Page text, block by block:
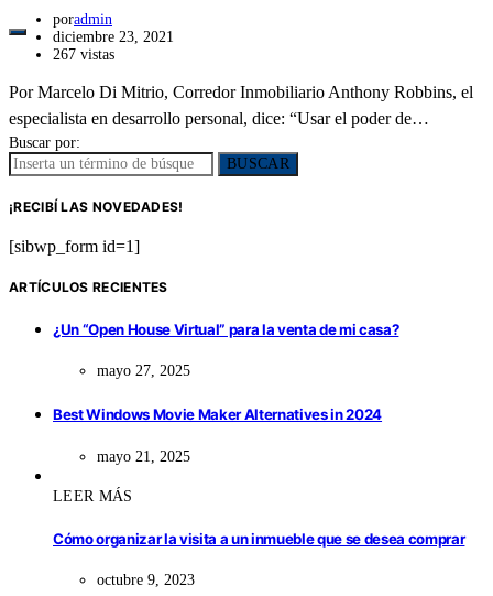
poradmin
diciembre 23, 2021
267 vistas
Por Marcelo Di Mitrio, Corredor Inmobiliario Anthony Robbins, el
especialista en desarrollo personal, dice: “Usar el poder de…
Buscar por:
BUSCAR
¡RECIBÍ LAS NOVEDADES!
[sibwp_form id=1]
ARTÍCULOS RECIENTES
¿Un “Open House Virtual” para la venta de mi casa?
mayo 27, 2025
Best Windows Movie Maker Alternatives in 2024
mayo 21, 2025
LEER MÁS
Cómo organizar la visita a un inmueble que se desea comprar
octubre 9, 2023